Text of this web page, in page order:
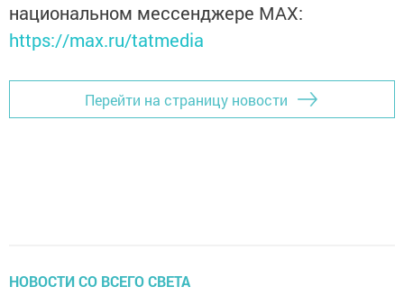
национальном мессенджере MАХ:
https://max.ru/tatmedia
Перейти на страницу новости
НОВОСТИ СО ВСЕГО СВЕТА